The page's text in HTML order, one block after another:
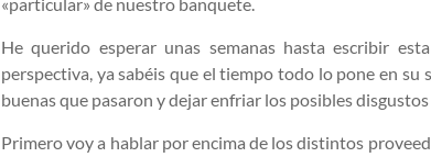
He querido esperar unas semanas hasta escribir
perspectiva, ya sabéis que el tiempo todo lo pone en
buenas que pasaron y dejar enfriar los posibles
Primero voy a hablar por encima de los distintos